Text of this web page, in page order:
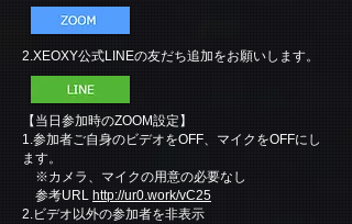
2.XEOXY公式LINEの友だち追加をお願いします。
​
【当日参加時のZOOM設定】
1.参加者ご自身のビデオをOFF、マイクをOFFにし
ます。
※カメラ、マイクの用意の必要なし
参考URL http://ur0.work/vC25
2.ビデオ以外の参加者を非表示